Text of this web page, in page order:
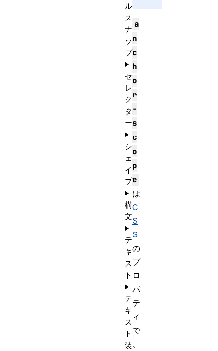
a
n
c
h
o
r
-
s
c
o
p
e
は
C
S
S
の
プ
ロ
パ
テ
ィ
で
、
ル
ス
ナ
ッ
プ
セ
レ
ク
タ
ー
シ
ェ
イ
プ
構
文
テ
キ
ス
ト
テ
キ
ス
ト
装